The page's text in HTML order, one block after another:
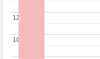
10
10
12
12